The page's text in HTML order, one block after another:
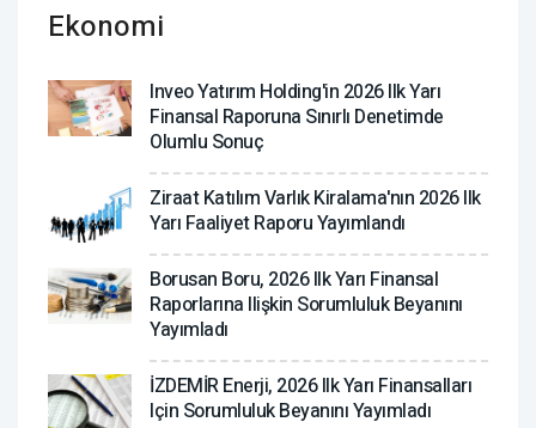
Ekonomi
Inveo Yatırım Holding'in 2026 Ilk Yarı
Finansal Raporuna Sınırlı Denetimde
Olumlu Sonuç
Ziraat Katılım Varlık Kiralama'nın 2026 Ilk
Yarı Faaliyet Raporu Yayımlandı
Borusan Boru, 2026 Ilk Yarı Finansal
Raporlarına Ilişkin Sorumluluk Beyanını
Yayımladı
İZDEMİR Enerji, 2026 Ilk Yarı Finansalları
Için Sorumluluk Beyanını Yayımladı